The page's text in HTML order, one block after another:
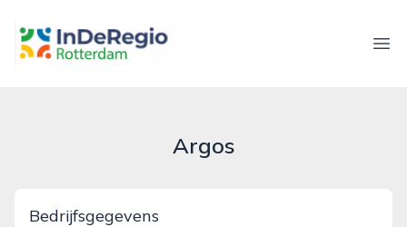
inderegiorotterdam.nl
Argos
Bedrijfsgegevens